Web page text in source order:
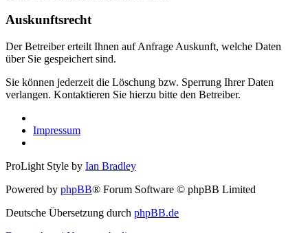
Auskunftsrecht
Der Betreiber erteilt Ihnen auf Anfrage Auskunft, welche Daten
über Sie gespeichert sind.
Sie können jederzeit die Löschung bzw. Sperrung Ihrer Daten
verlangen. Kontaktieren Sie hierzu bitte den Betreiber.
Impressum
ProLight Style by Ian Bradley
Powered by phpBB® Forum Software © phpBB Limited
Deutsche Übersetzung durch phpBB.de